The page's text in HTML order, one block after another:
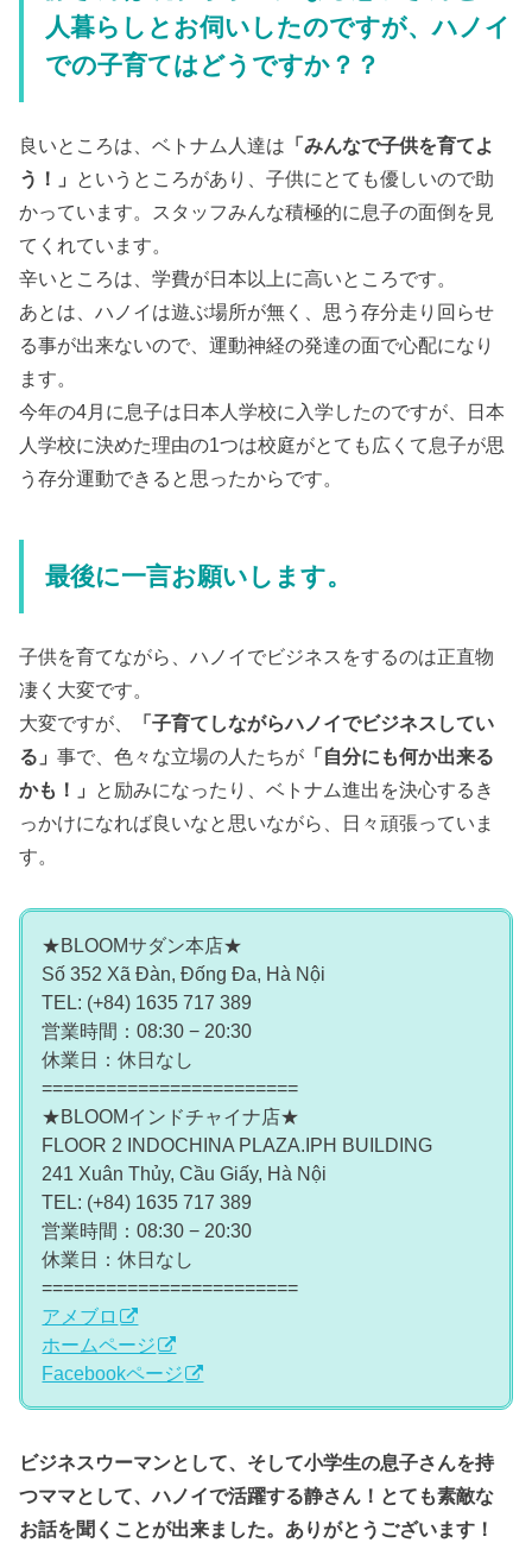
人暮らしとお伺いしたのですが、ハノイ
での子育てはどうですか？？
良いところは、ベトナム人達は 「みんなで子供を育てよ
う！」 というところがあり、子供にとても優しいので助
かっています。スタッフみんな積極的に息子の面倒を見
てくれています。
辛いところは、学費が日本以上に高いところです。
あとは、ハノイは遊ぶ場所が無く、思う存分走り回らせ
る事が出来ないので、運動神経の発達の面で心配になり
ます。
今年の4月に息子は日本人学校に入学したのですが、日本
人学校に決めた理由の1つは校庭がとても広くて息子が思
う存分運動できると思ったからです。
最後に一言お願いします。
子供を育てながら、ハノイでビジネスをするのは正直物
凄く大変です。
大変ですが、
「子育てしながらハノイでビジネスしてい
る」事で、色々な立場の人たちが 「自分にも何か出来る
かも！」 と励みになったり、ベトナム進出を決心するき
っかけになれば良いなと思いながら、日々頑張っていま
す。
★BLOOMサダン本店★
Số 352 Xã Đàn, Đống Đa, Hà Nội
TEL: (+84) 1635 717 389
営業時間：08:30 − 20:30
休業日：休日なし
========================
★BLOOMインドチャイナ店★
FLOOR 2 INDOCHINA PLAZA.IPH BUILDING
241 Xuân Thủy, Cầu Giấy, Hà Nội
TEL: (+84) 1635 717 389
営業時間：08:30 − 20:30
休業日：休日なし
========================
アメブロ
ホームページ
Facebookページ
ビジネスウーマンとして、そして小学生の息子さんを持
つママとして、ハノイで活躍する静さん！ とても素敵な
お話を聞くことが出来ました。ありがとうございます！